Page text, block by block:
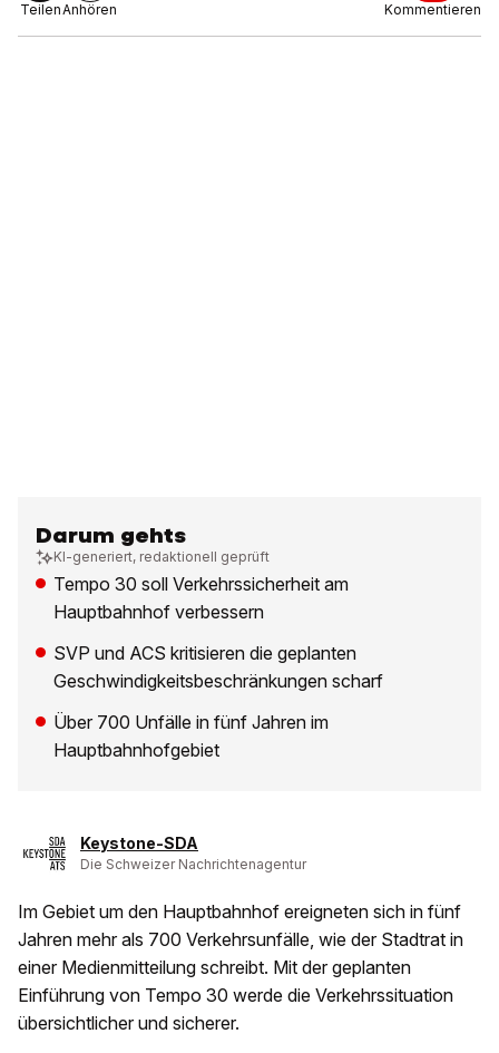
TeilenAnhören Kommentieren
Darum gehts
KI-generiert, redaktionell geprüft
Tempo 30 soll Verkehrssicherheit am
Hauptbahnhof verbessern
SVP und ACS kritisieren die geplanten
Geschwindigkeitsbeschränkungen scharf
Über 700 Unfälle in fünf Jahren im
Hauptbahnhofgebiet
Keystone-SDA
Die Schweizer Nachrichtenagentur
Im Gebiet um den Hauptbahnhof ereigneten sich in fünf
Jahren mehr als 700 Verkehrsunfälle, wie der Stadtrat in
einer Medienmitteilung schreibt. Mit der geplanten
Einführung von Tempo 30 werde die Verkehrssituation
übersichtlicher und sicherer.